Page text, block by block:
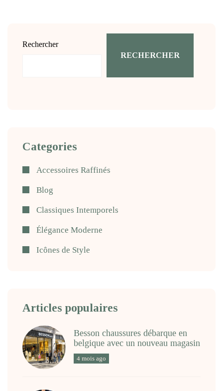
Rechercher
RECHERCHER
Categories
Accessoires Raffinés
Blog
Classiques Intemporels
Élégance Moderne
Icônes de Style
Articles populaires
Besson chaussures débarque en
belgique avec un nouveau magasin
4 mois ago